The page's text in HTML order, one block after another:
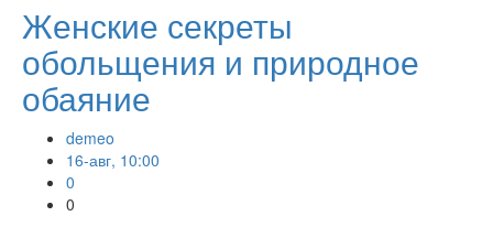
Женские секреты
обольщения и природное
обаяние
demeo
16-авг, 10:00
0
0